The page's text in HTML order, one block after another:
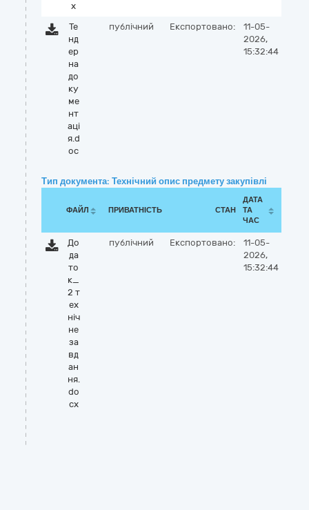
x
Те
нд
ер
на
до
ку
ме
нт
аці
я.d
oc
публічний Експортовано:
11-05-
2026,
15:32:44
Тип документа: Технічний опис предмету закупівлі
ФАЙЛ ПРИВАТНІСТЬ СТАН
ДАТА
ТА
ЧАС
До
да
то
к_
2 т
ех
ніч
не
за
вд
ан
ня.
do
cx
публічний Експортовано:
11-05-
2026,
15:32:44